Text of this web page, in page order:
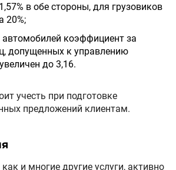
в обе стороны, для грузовиков
20%;
автомобилей коэффициент за
допущенных к управлению
до 3,16.
учесть при подготовке
предложений клиентам.
и многие другие услуги, активно